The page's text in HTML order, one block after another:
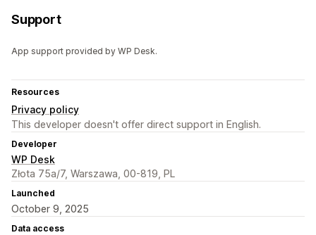
Support
App support provided by WP Desk.
Resources
Privacy policy
This developer doesn't offer direct support in English.
Developer
WP Desk
Złota 75a/7, Warszawa, 00-819, PL
Launched
October 9, 2025
Data access